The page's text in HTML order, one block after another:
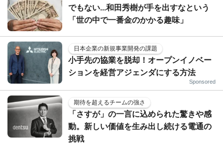
でもない...和田秀樹が手を出すなという
「世の中で一番金のかかる趣味」
日本企業の新規事業開発の課題
小手先の協業を脱却！オープンイノベー
ションを経営アジェンダにする方法
Sponsored
期待を超えるチームの強さ
「さすが」の一言に込められた驚きや感
動。新しい価値を生み出し続ける電通の
挑戦